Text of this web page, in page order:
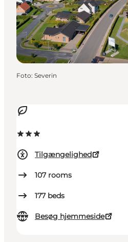
Tilgængelighed
107 rooms
177 beds
Besøg hjemmeside
Foto: Severin